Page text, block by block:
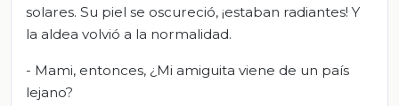
solares. Su piel se oscureció, ¡estaban radiantes! Y
la aldea volvió a la normalidad.
- Mami, entonces, ¿Mi amiguita viene de un país
lejano?